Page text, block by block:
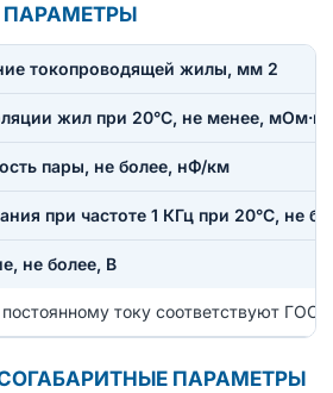
ПАРАМЕТРЫ
токопроводящей жилы, мм 2
жил при 20°С, не менее,
пары, не более, нФ/км
при частоте 1 КГц при 20°С, не
не более, В
току соответствуют
ПАРАМЕТРЫ